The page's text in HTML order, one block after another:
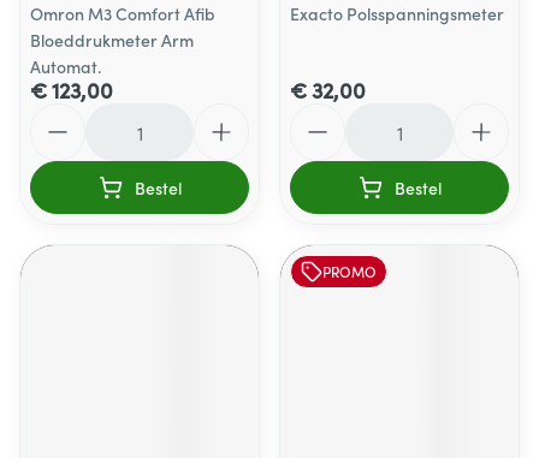
Omron M3 Comfort Afib
Bloeddrukmeter Arm
Automat.
€ 123,00
Bestel
Exacto Polsspanningsmeter
€ 32,00
Bestel
PROMO